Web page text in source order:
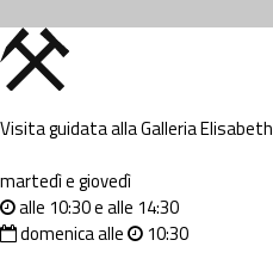
Visita guidata alla Galleria Elisabeth
martedì e giovedì
alle 10:30 e alle 14:30
domenica alle
10:30